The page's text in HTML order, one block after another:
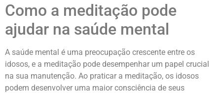
Como a meditação pode
ajudar na saúde mental
A saúde mental é uma preocupação crescente entre os
idosos, e a meditação pode desempenhar um papel crucial
na sua manutenção. Ao praticar a meditação, os idosos
podem desenvolver uma maior consciência de seus